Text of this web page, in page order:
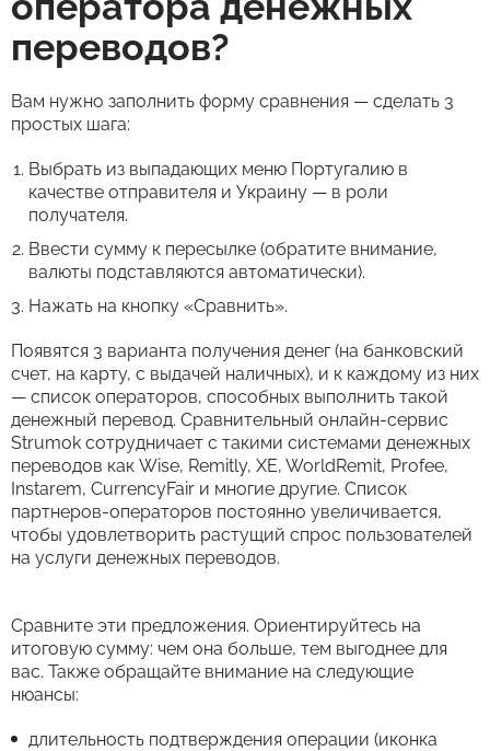
переводов?
Вам нужно заполнить форму сравнения — сделать 3
простых шага:
Выбрать из выпадающих меню Португалию в
качестве отправителя и Украину — в роли
получателя.
Ввести сумму к пересылке (обратите внимание,
валюты подставляются автоматически).
Нажать на кнопку «Сравнить».
Появятся 3 варианта получения денег (на банковский
счет, на карту, с выдачей наличных), и к каждому из них
— список операторов, способных выполнить такой
денежный перевод. Сравнительный онлайн-сервис
Strumok сотрудничает с такими системами денежных
переводов как Wise, Remitly, XE, WorldRemit, Profee,
Instarem, CurrencyFair и многие другие. Список
партнеров-операторов постоянно увеличивается,
чтобы удовлетворить растущий спрос пользователей
на услуги денежных переводов.
Сравните эти предложения. Ориентируйтесь на
итоговую сумму: чем она больше, тем выгоднее для
вас. Также обращайте внимание на следующие
нюансы:
длительность подтверждения операции (иконка